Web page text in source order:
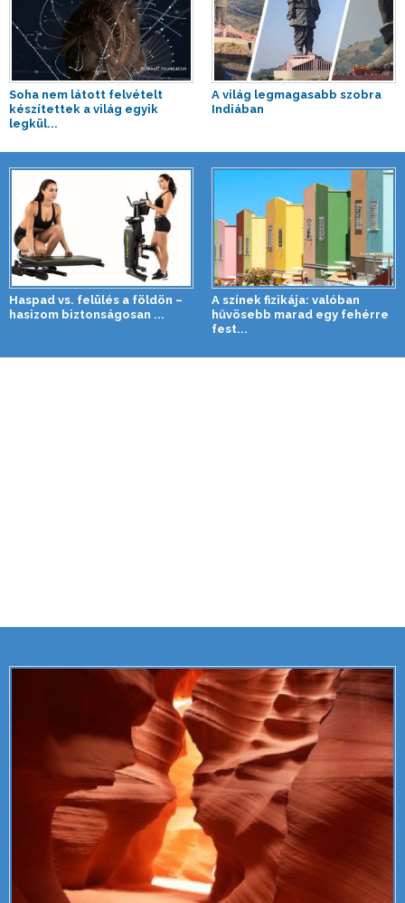
Soha nem látott felvételt
készítettek a világ egyik
legkül...
A világ legmagasabb szobra
Indiában
Haspad vs. felülés a földön –
hasizom biztonságosan ...
A színek fizikája: valóban
hűvösebb marad egy fehérre
fest...